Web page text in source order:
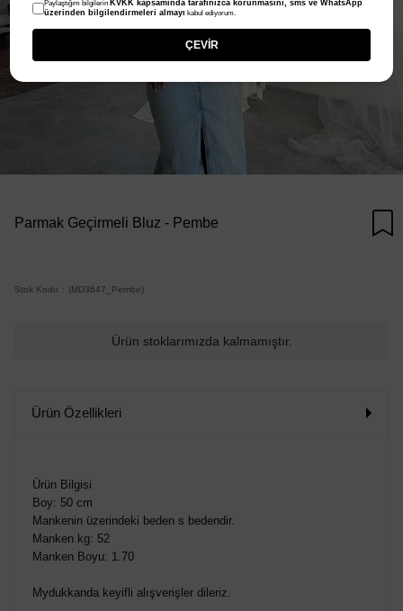
Parmak Geçirmeli Bluz - Pembe
Stok Kodu (MD3647_Pembe)
Ürün stoklarımızda kalmamıştır.
Ürün Özellikleri
Ürün Bilgisi
Boy: 50 cm
Mankenin üzerindeki beden s bedendir.
Manken kg: 52
Manken Boyu: 1.70
Mydukkanda keyifli alışverişler dileriz.
Paylaştığım bilgilerin KVKK kapsamında tarafınızca korunmasını, sms ve WhatsApp
üzerinden bilgilendirmeleri almayı kabul ediyorum.
ÇEVİR